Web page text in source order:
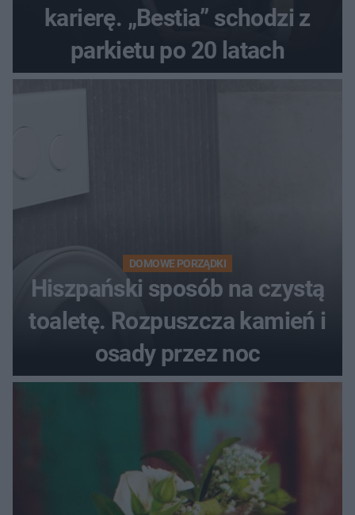
karierę. „Bestia” schodzi z
parkietu po 20 latach
DOMOWE PORZĄDKI
Hiszpański sposób na czystą
toaletę. Rozpuszcza kamień i
osady przez noc